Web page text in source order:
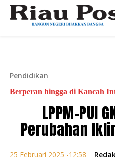
Pendidikan
Berperan hingga di Kancah
LPPM-PUI
Perubahan
25 Februari 2025 -12:58 |